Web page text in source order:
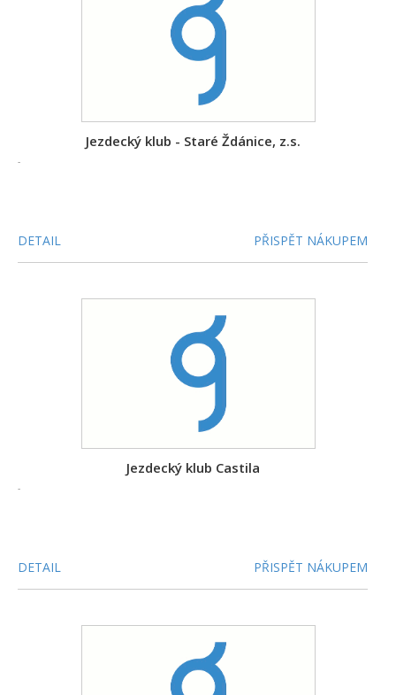
Jezdecký klub - Staré Ždánice, z.s.
-
DETAIL PŘISPĚT NÁKUPEM
Jezdecký klub Castila
-
DETAIL PŘISPĚT NÁKUPEM